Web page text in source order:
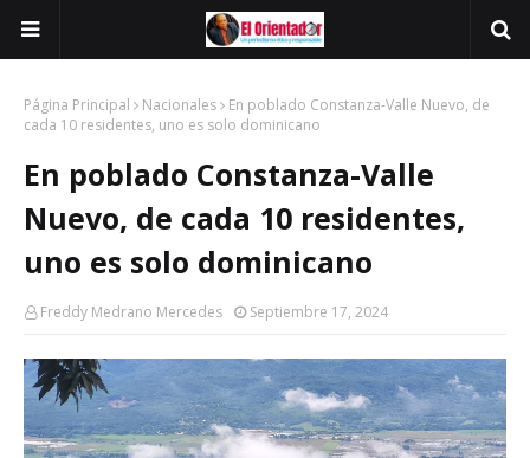
Página Principal Nacionales
En poblado Constanza-Valle Nuevo, de
cada 10 residentes, uno es solo dominicano
En poblado Constanza-Valle
Nuevo, de cada 10 residentes,
uno es solo dominicano
Freddy Medrano Mercedes Septiembre 17, 2024